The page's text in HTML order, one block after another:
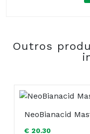
Outros
NeoBianacid
€ 20.30